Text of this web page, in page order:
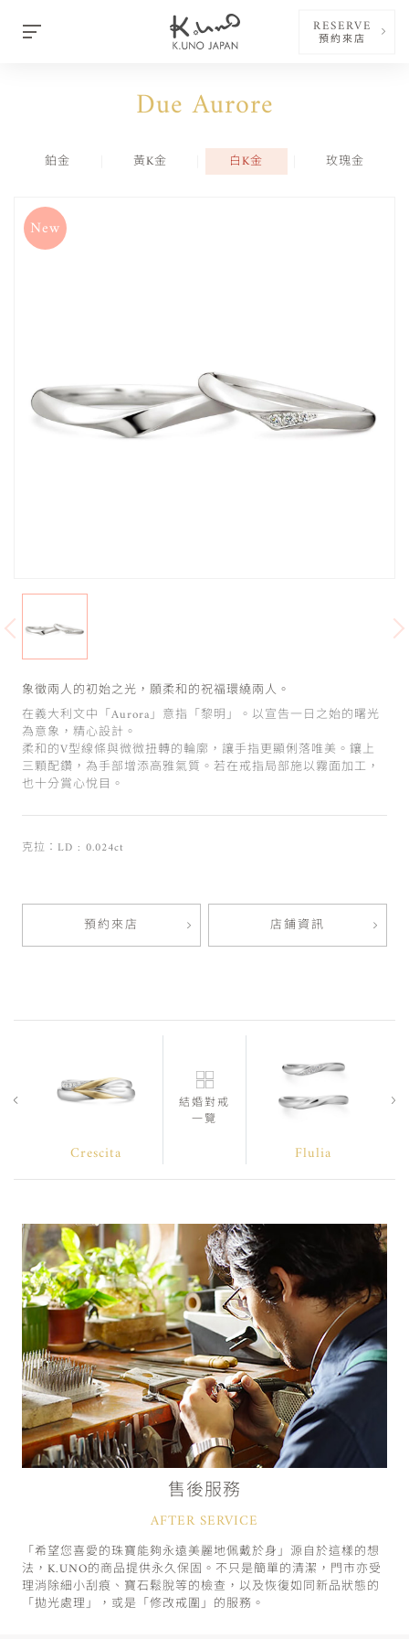
RESERVE
預約來店
Due Aurore
鉑金 黃K金 白K金 玫瑰金
象徵兩人的初始之光，願柔和的祝福環繞兩人。
在義大利文中「Aurora」意指「黎明」。以宣告一日之始的曙光
為意象，精心設計。
柔和的V型線條與微微扭轉的輪廓，讓手指更顯俐落唯美。鑲上
三顆配鑽，為手部增添高雅氣質。若在戒指局部施以霧面加工，
也十分賞心悅目。
克拉：LD : 0.024ct
預約來店 店鋪資訊
Crescita
結婚對戒
一覽
Flulia
售後服務
AFTER SERVICE
「希望您喜愛的珠寶能夠永遠美麗地佩戴於身」源自於這樣的想
法，K.UNO的商品提供永久保固。不只是簡單的清潔，門市亦受
理消除細小刮痕、寶石鬆脫等的檢查，以及恢復如同新品狀態的
「拋光處理」，或是「修改戒圍」的服務。